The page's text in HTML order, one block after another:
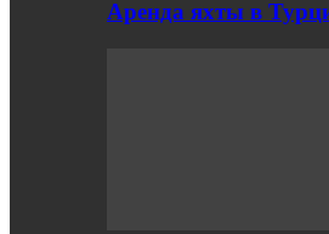
Аренда яхты в